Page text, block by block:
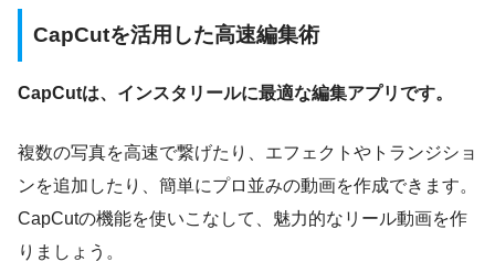
CapCutを活用した高速編集術
CapCutは、インスタリールに最適な編集アプリです。
複数の写真を高速で繋げたり、エフェクトやトランジショ
ンを追加したり、簡単にプロ並みの動画を作成できます。
CapCutの機能を使いこなして、魅力的なリール動画を作
りましょう。